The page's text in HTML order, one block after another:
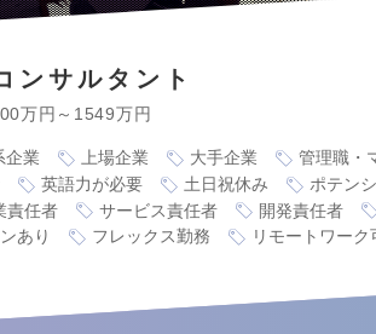
ンサルタント
万円～1549万円
企業 上場企業 大手企業 管理職・
英語力が必要 土日祝休み ポテン
責任者
サービス責任者 開発責任者
あり
フレックス勤務 リモートワーク